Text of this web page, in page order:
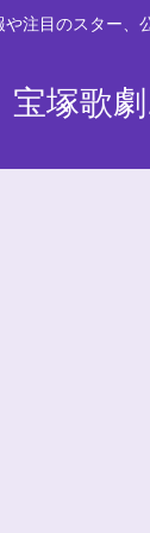
注目のスター、
宝塚歌